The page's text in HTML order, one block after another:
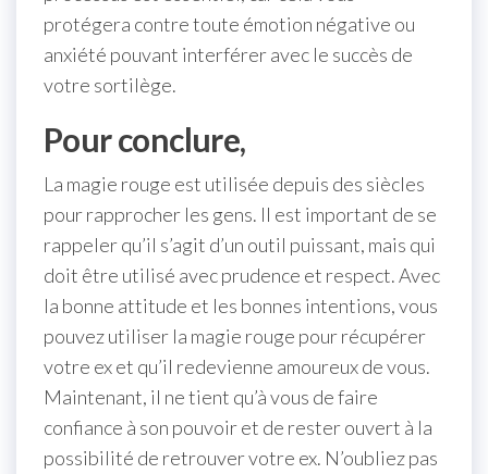
protégera contre toute émotion négative ou
anxiété pouvant interférer avec le succès de
votre sortilège.
Pour conclure,
La magie rouge est utilisée depuis des siècles
pour rapprocher les gens. Il est important de se
rappeler qu’il s’agit d’un outil puissant, mais qui
doit être utilisé avec prudence et respect. Avec
la bonne attitude et les bonnes intentions, vous
pouvez utiliser la magie rouge pour récupérer
votre ex et qu’il redevienne amoureux de vous.
Maintenant, il ne tient qu’à vous de faire
confiance à son pouvoir et de rester ouvert à la
possibilité de retrouver votre ex. N’oubliez pas